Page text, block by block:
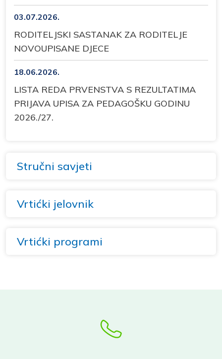
03.07.2026.
RODITELJSKI SASTANAK ZA RODITELJE
NOVOUPISANE DJECE
18.06.2026.
LISTA REDA PRVENSTVA S REZULTATIMA
PRIJAVA UPISA ZA PEDAGOŠKU GODINU
2026./27.
Stručni savjeti
Vrtićki jelovnik
Vrtićki programi